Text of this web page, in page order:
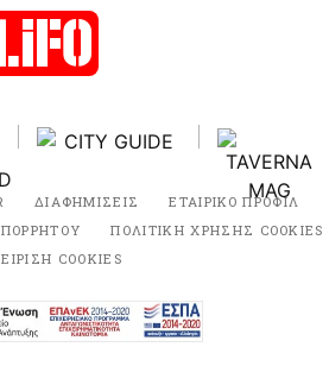
ΔΙΑΦΗΜΙΣΕΙΣ ΕΤΑΙΡΙΚΟ ΠΡΟΦΙΛ
ΠΟΛΙΤΙΚΗ ΧΡΗΣΗΣ COOKIES
COOKIES